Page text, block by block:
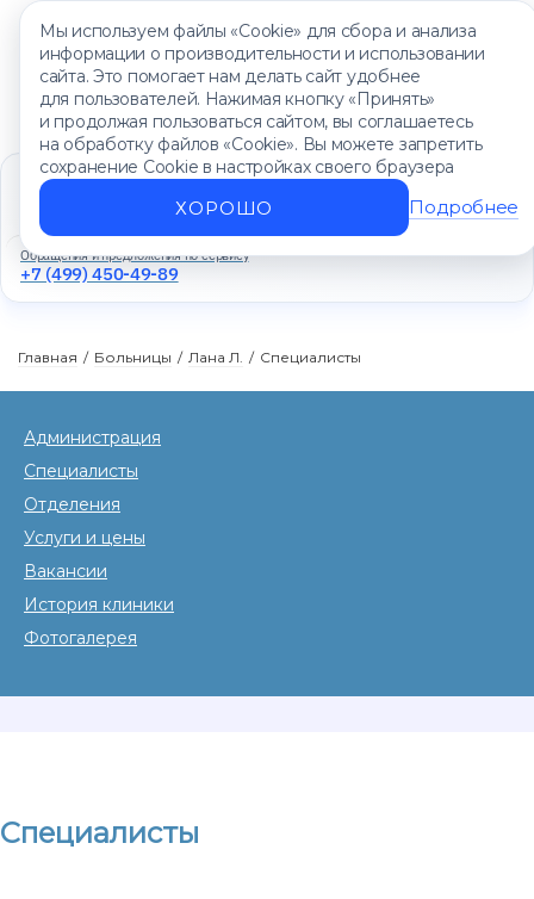
Мы используем файлы «Cookie» для сбора и анализа
информации о производительности и использовании
сайта. Это помогает нам делать сайт удобнее
для пользователей. Нажимая кнопку «Принять»
и продолжая пользоваться сайтом, вы соглашаетесь
на обработку файлов «Cookie». Вы можете запретить
сохранение Cookie в настройках своего браузера
ХОРОШО Подробнее
Единый контакт-центр
+7 (499) 450-88-89
Ежедневно с 8:00 до 20:00
Обращения и предложения по сервису
+7 (499) 450-49-89
Главная / Больницы / Лана Л. / Специалисты
Специалисты
Администрация
Специалисты
Отделения
Услуги и цены
Вакансии
История клиники
Фотогалерея